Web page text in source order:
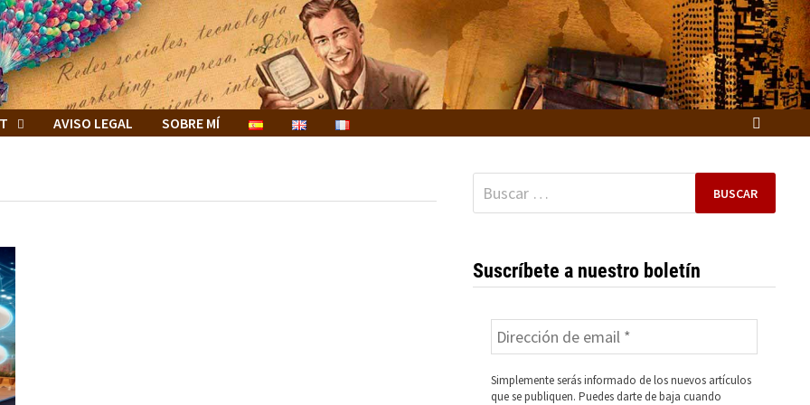
AVISO LEGAL SOBRE MÍ
Buscar:
Suscríbete a nuestro boletín
Simplemente serás informado de los nuevos artículos
que se publiquen. Puedes darte de baja cuando